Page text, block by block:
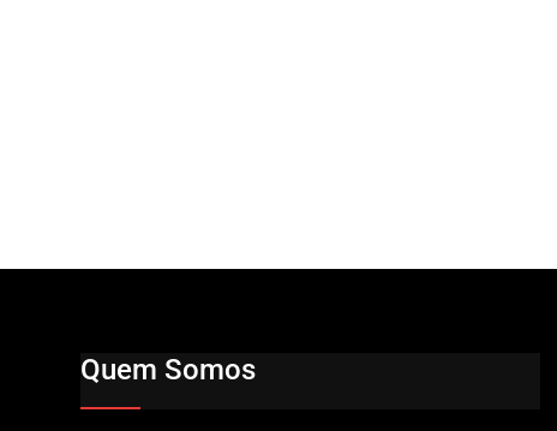
Quem Somos